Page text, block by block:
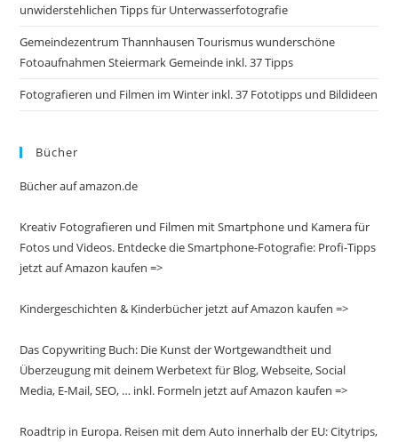
unwiderstehlichen Tipps für Unterwasserfotografie
Gemeindezentrum Thannhausen Tourismus wunderschöne
Fotoaufnahmen Steiermark Gemeinde inkl. 37 Tipps
Fotografieren und Filmen im Winter inkl. 37 Fototipps und Bildideen
Bücher
Bücher auf amazon.de
Kreativ Fotografieren und Filmen mit Smartphone und Kamera für
Fotos und Videos. Entdecke die Smartphone-Fotografie: Profi-Tipps
jetzt auf Amazon kaufen =>
Kindergeschichten & Kinderbücher jetzt auf Amazon kaufen =>
Das Copywriting Buch: Die Kunst der Wortgewandtheit und
Überzeugung mit deinem Werbetext für Blog, Webseite, Social
Media, E-Mail, SEO, … inkl. Formeln jetzt auf Amazon kaufen =>
Roadtrip in Europa. Reisen mit dem Auto innerhalb der EU: Citytrips,